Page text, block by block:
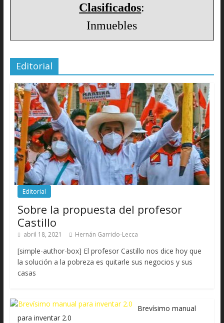
Clasificados:
Inmuebles
Editorial
Editorial
Sobre la propuesta del profesor
Castillo
abril 18, 2021 Hernán Garrido-Lecca
[simple-author-box] El profesor Castillo nos dice hoy que
la solución a la pobreza es quitarle sus negocios y sus
casas
Brevísimo manual
para inventar 2.0